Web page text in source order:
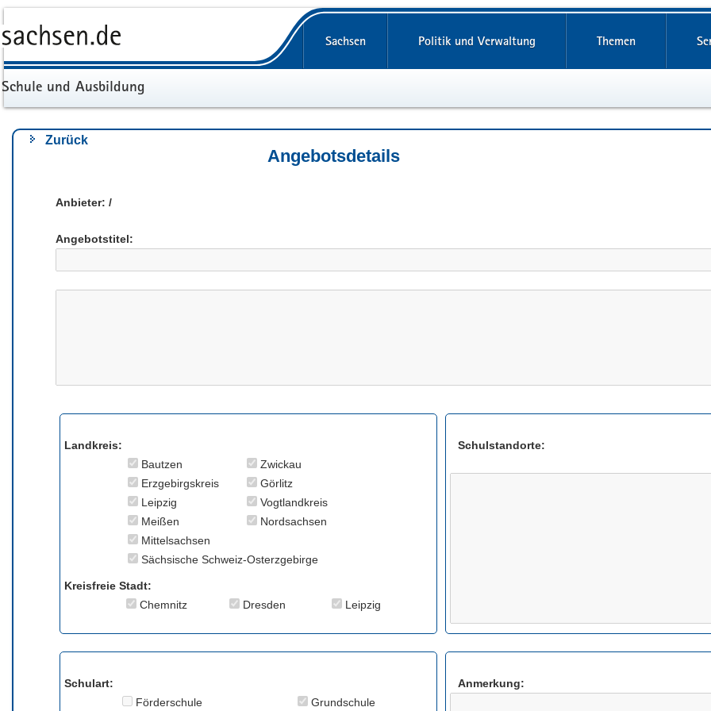
Navigation
Sachsen Politik und Verwaltung Themen
Schule und Ausbildung
Zurück
Angebotsdetails
Anbieter: /
Angebotstitel:
Landkreis:
Bautzen
Zwickau
Erzgebirgskreis
Görlitz
Leipzig
Vogtlandkreis
Meißen
Nordsachsen
Mittelsachsen
Sächsische Schweiz-Osterzgebirge
Kreisfreie Stadt:
Chemnitz
Dresden Leipzig
Schulstandorte:
Schulart:
Förderschule
Grundschule
Anmerkung: